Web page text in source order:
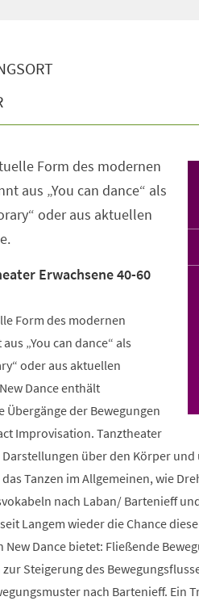
Form des modernen
aus „You can dance“ als
oder aus aktuellen
Erwachsene 40-60
Form des modernen
„You can dance“ als
oder aus aktuellen
Dance enthält
der Bewegungen
Improvisation. Tanztheater
über den Körper
Tanzen im Allgemeinen, wie
nach Laban/ Bartenieff
Langem wieder die Chance
New Dance bietet: Fließende
Steigerung des
nach Bartenieff. Ein